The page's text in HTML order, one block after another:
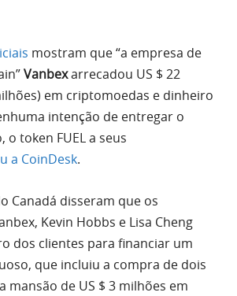
mostram que “a empresa de
Vanbexarrecadou US $ 22
em criptomoedas e dinheiro
intenção de entregar o
token FUEL a seus
a CoinDesk.
Canadá disseram que os
Kevin Hobbs e Lisa Cheng
dos clientes para financiar um
que incluiu a compra de dois
mansão de US $ 3 milhões em